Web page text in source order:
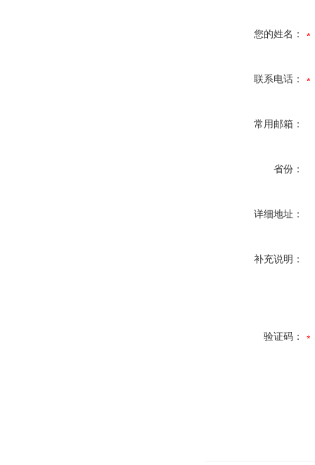
您的姓名：
联系电话：
常用邮箱：
省份：
详细地址：
补充说明：
验证码：